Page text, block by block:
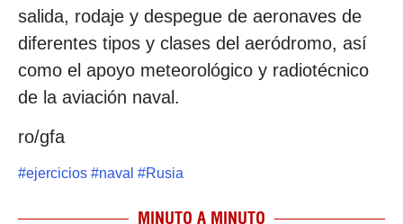
salida, rodaje y despegue de aeronaves de
diferentes tipos y clases del aeródromo, así
como el apoyo meteorológico y radiotécnico
de la aviación naval.
ro/gfa
#ejercicios #naval #Rusia
MINUTO A MINUTO